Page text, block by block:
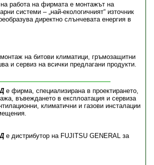
работа на фирмата е монтажът на
системи – „най-екологичният“ източник
директно слънчевата енергия в
на битови климатици, гръмозащитни
и сервиз на всички предлагани продукти.
е фирма, специализирана в проектирането,
въвеждането в експлоатация и сервиза
климатични и газови инсталации
е дистрибутор на FUJITSU GENERAL за